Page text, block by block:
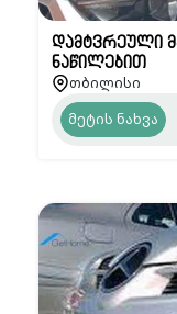
დამტვრეული
ნაწილებით
თბილისი
მეტის ნახვა